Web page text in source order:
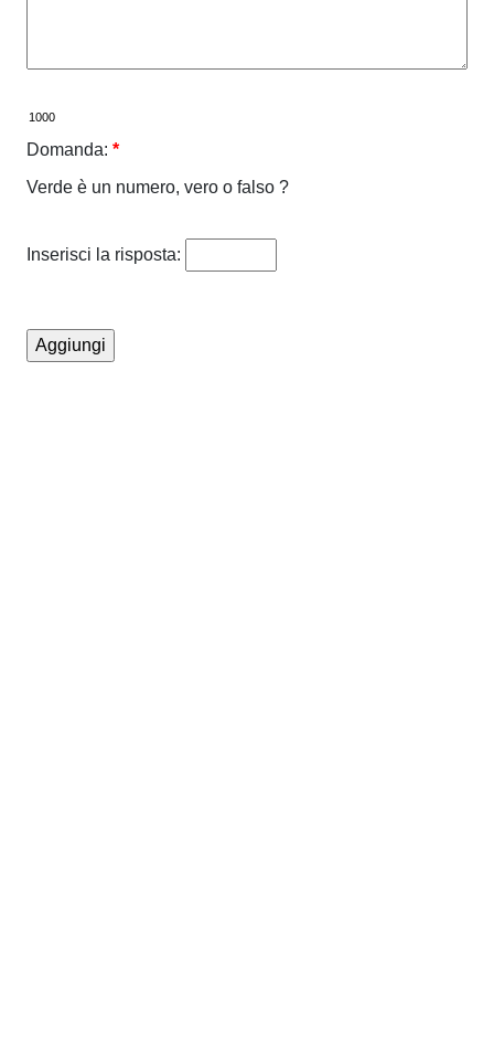
Domanda: *
Verde è un numero, vero o falso ?
Inserisci la risposta: